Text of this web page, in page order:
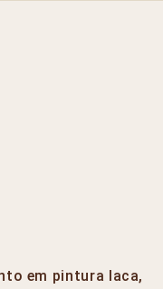
em pintura laca,